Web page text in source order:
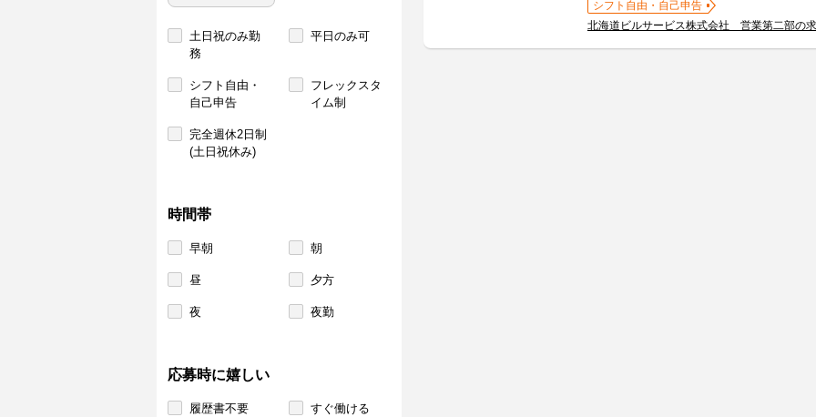
土日祝のみ勤
務
平日のみ可
シフト自由・
自己申告
フレックスタ
イム制
完全週休2日制
(土日祝休み)
時間帯
早朝 朝
昼 夕方
夜 夜勤
応募時に嬉しい
履歴書不要 すぐ働ける
シフト自由・自己申告
北海道ビルサービス株式会社 営業第二部の